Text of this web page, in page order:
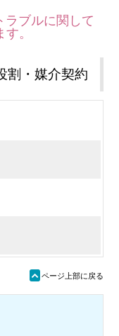
ラブルに関して
。
割・媒介契約
ü ページ上部に戻る